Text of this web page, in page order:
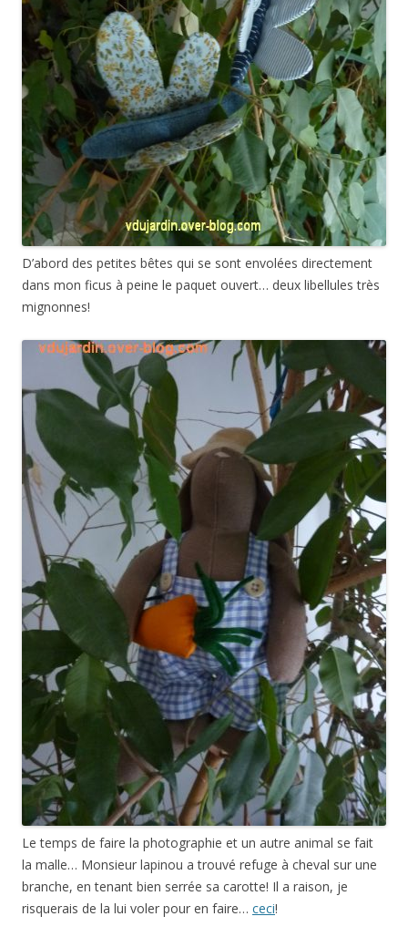
D’abord des petites bêtes qui se sont envolées directement
dans mon ficus à peine le paquet ouvert… deux libellules très
mignonnes!
Le temps de faire la photographie et un autre animal se fait
la malle… Monsieur lapinou a trouvé refuge à cheval sur une
branche, en tenant bien serrée sa carotte! Il a raison, je
risquerais de la lui voler pour en faire… ceci!